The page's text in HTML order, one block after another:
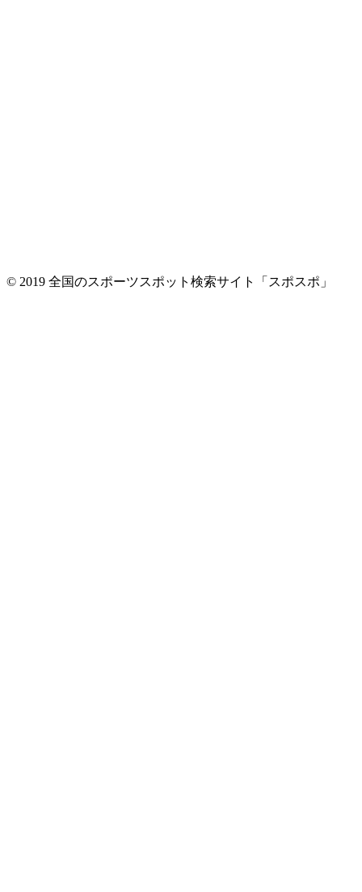
© 2019 全国のスポーツスポット検索サイト「スポスポ」